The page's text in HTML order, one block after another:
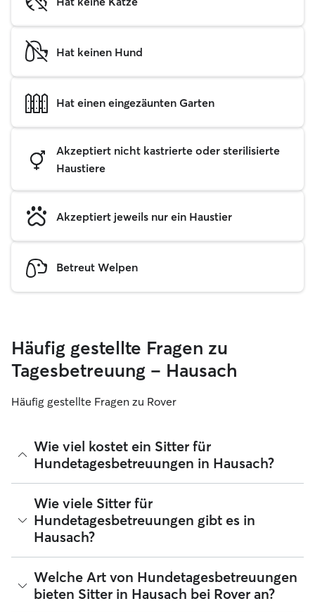
Hat keinen Hund
Hat einen eingezäunten Garten
Akzeptiert nicht kastrierte oder sterilisierte
Haustiere
Akzeptiert jeweils nur ein Haustier
Betreut Welpen
Häufig gestellte Fragen zu
Tagesbetreuung – Hausach
Häufig gestellte Fragen zu Rover
Wie viel kostet ein Sitter für
Hundetagesbetreuungen in Hausach?
Sitter können ihre Preise bei Rover frei festlegen. Die
durchschnittlichen Kosten für einen Hundesitter für
Tagesbetreuungen bei Rover in Hausach betragen seit
August 2026 etwa 27 pro Tag, einschließlich der
und die deines Hundes anpasst.
Wie viele Sitter für
Hundetagesbetreuungen gibt es in
Hausach?
Seit August 2026 bieten 36 Sitter Hundetagesbetreuungen
in Hausach an. Du kannst deine Suchergebnisse filtern,
sortieren, deinen Radius erweitern, Bewertungen lesen und
Welche Art von Hundetagesbetreuungen
bieten Sitter in Hausach bei Rover an?